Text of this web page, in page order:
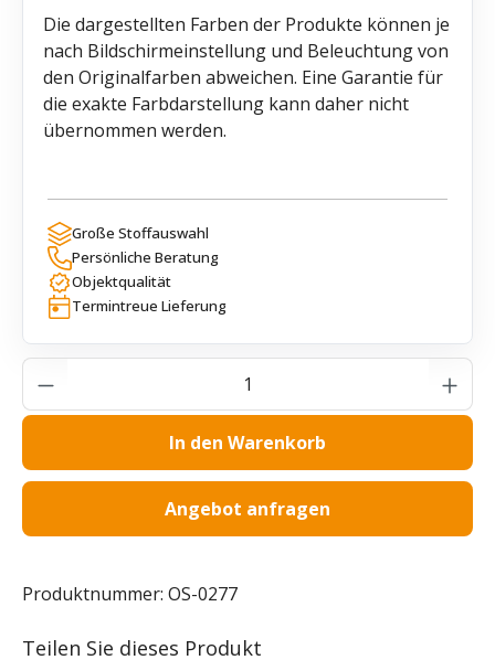
Die dargestellten Farben der Produkte können je
nach Bildschirmeinstellung und Beleuchtung von
den Originalfarben abweichen. Eine Garantie für
die exakte Farbdarstellung kann daher nicht
übernommen werden.
Große Stoffauswahl
Persönliche Beratung
Objektqualität
Termintreue Lieferung
Produkt Anzahl: Gib den gewünschten
In den Warenkorb
Angebot anfragen
Produktnummer: OS-0277
Teilen Sie dieses Produkt